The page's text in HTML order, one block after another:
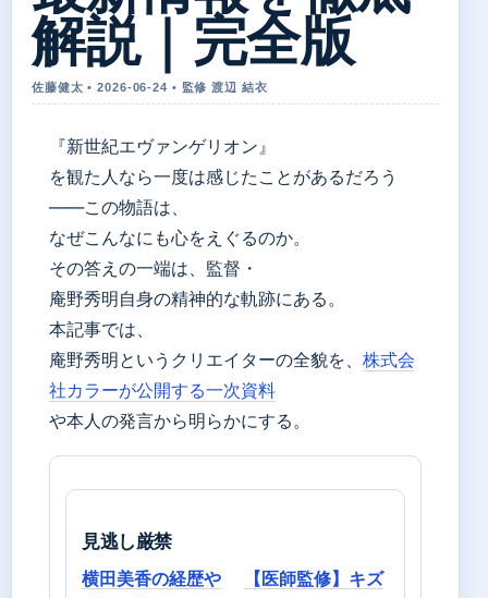
解説｜完全版
佐藤健太 • 2026-06-24 • 監修 渡辺 結衣
『新世紀エヴァンゲリオン』
を観た人なら一度は感じたことがあるだろう
——この物語は、
なぜこんなにも心をえぐるのか。
その答えの一端は、監督・
庵野秀明自身の精神的な軌跡にある。
本記事では、
庵野秀明というクリエイターの全貌を、 株式会
社カラーが公開する一次資料
や本人の発言から明らかにする。
見逃し厳禁
横田美香の経歴や
【医師監修】キズ